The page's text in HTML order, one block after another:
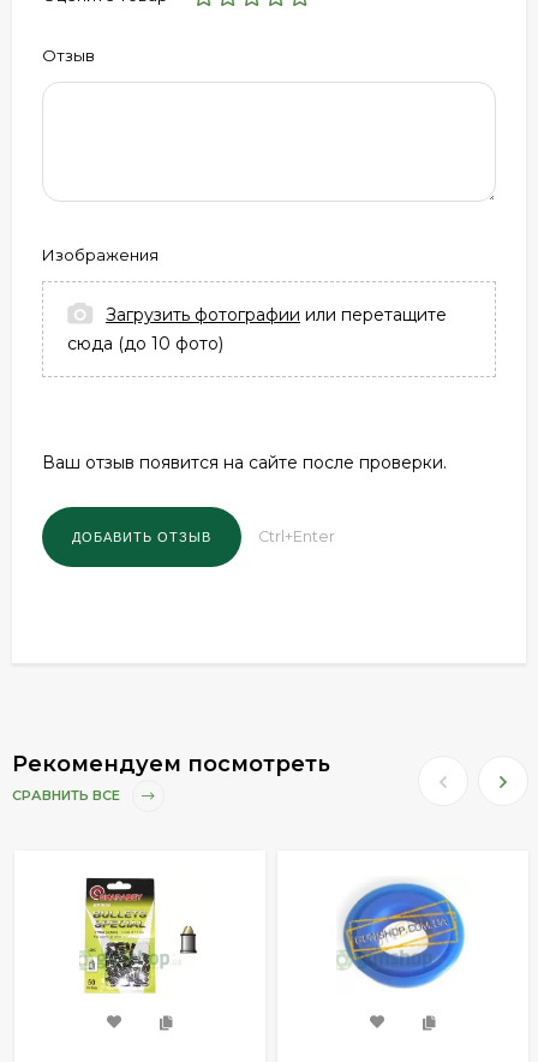
Отзыв
Изображения
Загрузить фотографии или перетащите
сюда (до 10 фото)
Ваш отзыв появится на сайте после проверки.
Ctrl+Enter
Рекомендуем посмотреть
СРАВНИТЬ ВСЕ